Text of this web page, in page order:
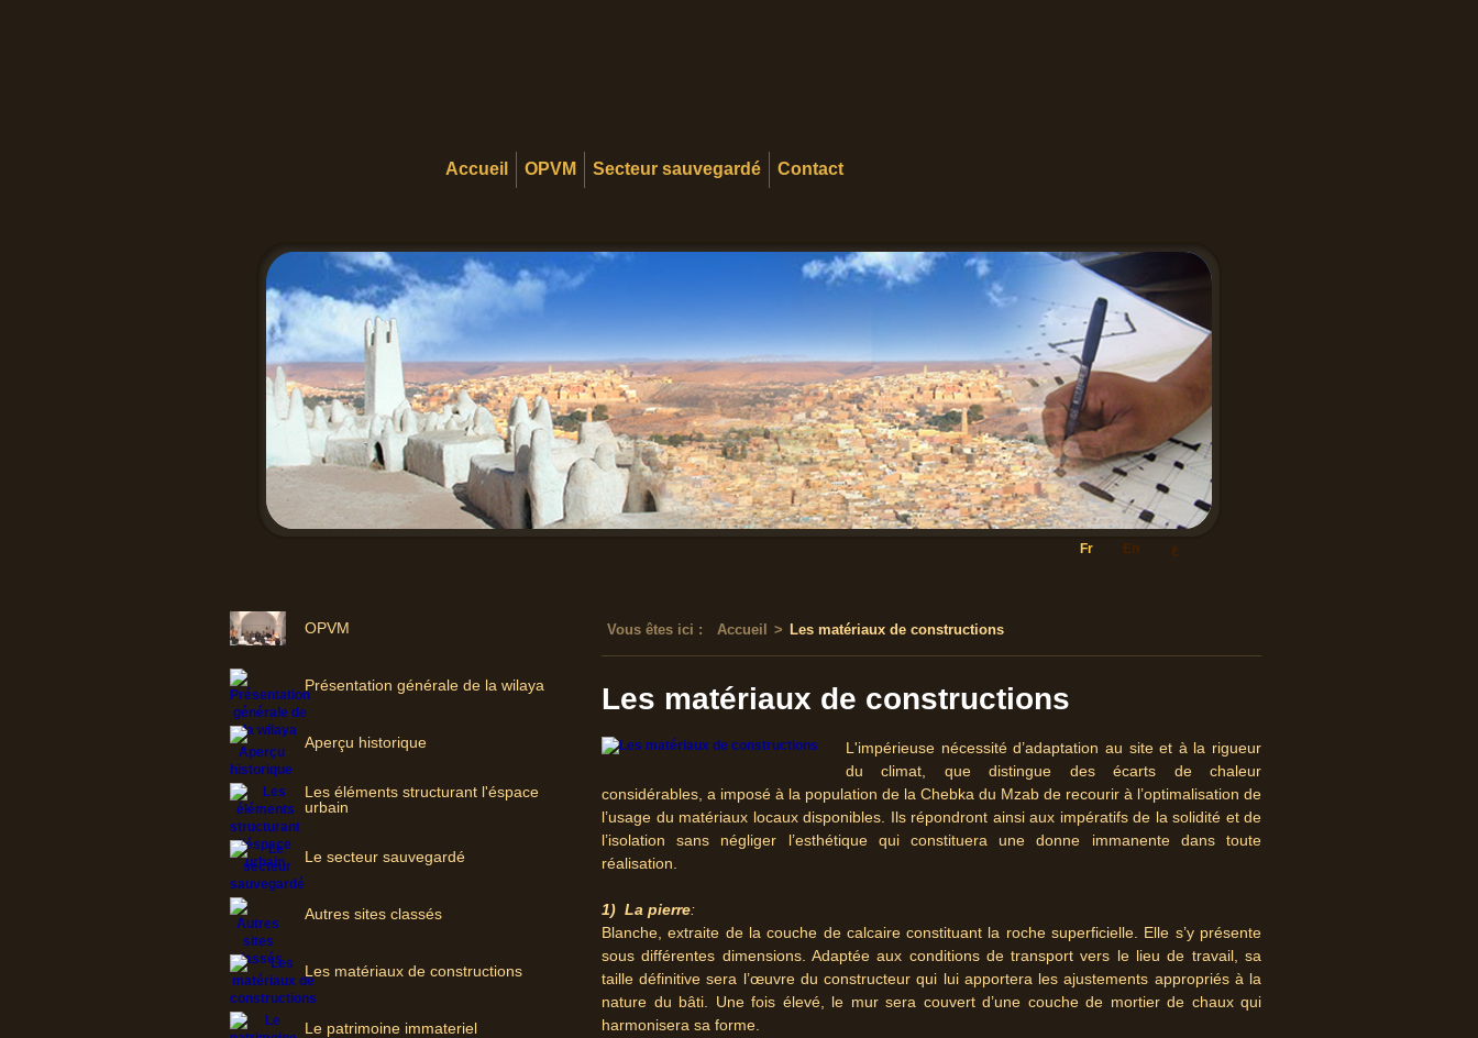
Accueil OPVM Secteur sauvegardé Contact
Fr En ع
OPVM
Présentation générale de la wilaya
Aperçu historique
Les éléments structurant l'éspace
urbain
Le secteur sauvegardé
Autres sites classés
Les matériaux de constructions
Le patrimoine immateriel
Vous êtes ici : Accueil > Les matériaux de constructions
Les matériaux de constructions
L'impérieuse nécessité d’adaptation au site et à la rigueur
du climat, que distingue des écarts de chaleur
considérables, a imposé à la population de la Chebka du Mzab de recourir à l’optimalisation de
l’usage du matériaux locaux disponibles. Ils répondront ainsi aux impératifs de la solidité et de
l’isolation sans négliger l’esthétique qui constituera une donne immanente dans toute
réalisation.
1) La pierre:
Blanche, extraite de la couche de calcaire constituant la roche superficielle. Elle s’y présente
sous différentes dimensions. Adaptée aux conditions de transport vers le lieu de travail, sa
taille définitive sera l’œuvre du constructeur qui lui apportera les ajustements appropriés à la
nature du bâti. Une fois élevé, le mur sera couvert d’une couche de mortier de chaux qui
harmonisera sa forme.